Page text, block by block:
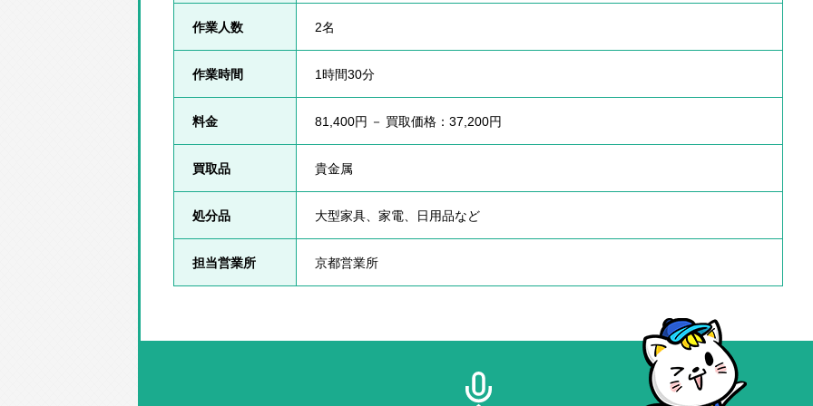
作業人数 2名
作業時間 1時間30分
料金 81,400円 － 買取価格：37,200円
買取品 貴金属
処分品 大型家具、家電、日用品など
担当営業所 京都営業所